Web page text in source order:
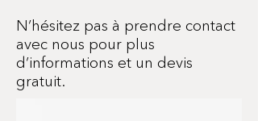
N’hésitez pas à prendre contact
avec nous pour plus
d’informations et un devis
gratuit.